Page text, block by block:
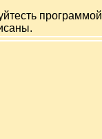
программой